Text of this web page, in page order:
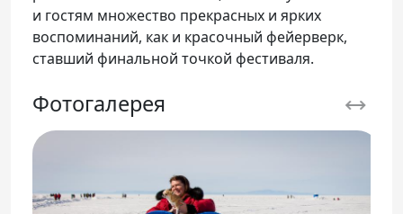
и гостям множество прекрасных и ярких
воспоминаний, как и красочный фейерверк,
ставший финальной точкой фестиваля.
Фотогалерея